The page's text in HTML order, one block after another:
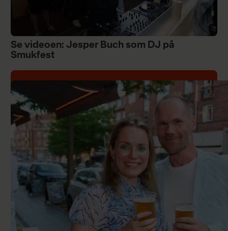
Se videoen: Jesper Buch som DJ på
Smukfest